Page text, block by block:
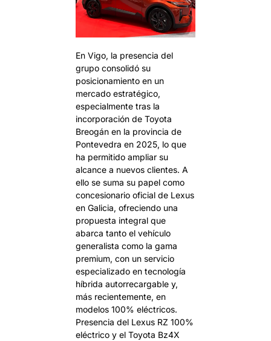
En Vigo, la presencia del
grupo consolidó su
posicionamiento en un
mercado estratégico,
especialmente tras la
incorporación de Toyota
Breogán en la provincia de
Pontevedra en 2025, lo que
ha permitido ampliar su
alcance a nuevos clientes. A
ello se suma su papel como
concesionario oficial de Lexus
en Galicia, ofreciendo una
propuesta integral que
abarca tanto el vehículo
generalista como la gama
premium, con un servicio
especializado en tecnología
híbrida autorrecargable y,
más recientemente, en
modelos 100% eléctricos.
Presencia del Lexus RZ 100%
eléctrico y el Toyota Bz4X